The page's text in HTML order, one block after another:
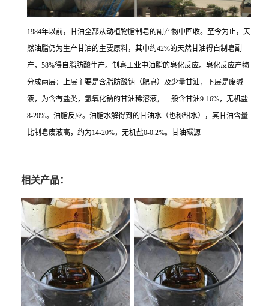
1984年以前，甘油全部从动植物脂制皂的副产物中回收。至今为止，天
然油脂仍为生产甘油的主要原料，其中约42%的天然甘油得自制皂副
产，58%得自脂肪酸生产。制皂工业中油脂的皂化反应。皂化反应产物
分成两层：上层主要是含脂肪酸钠（肥皂）及少量甘油，下层是废碱
液，为含有盐类，氢氧化钠的甘油稀溶液，一般含甘油9-16%，无机盐
8-20%。油脂反应。油脂水解得到的甘油水（也称甜水），其甘油含量
比制皂废液高，约为14-20%，无机盐0-0.2%。甘油碳源
相关产品：